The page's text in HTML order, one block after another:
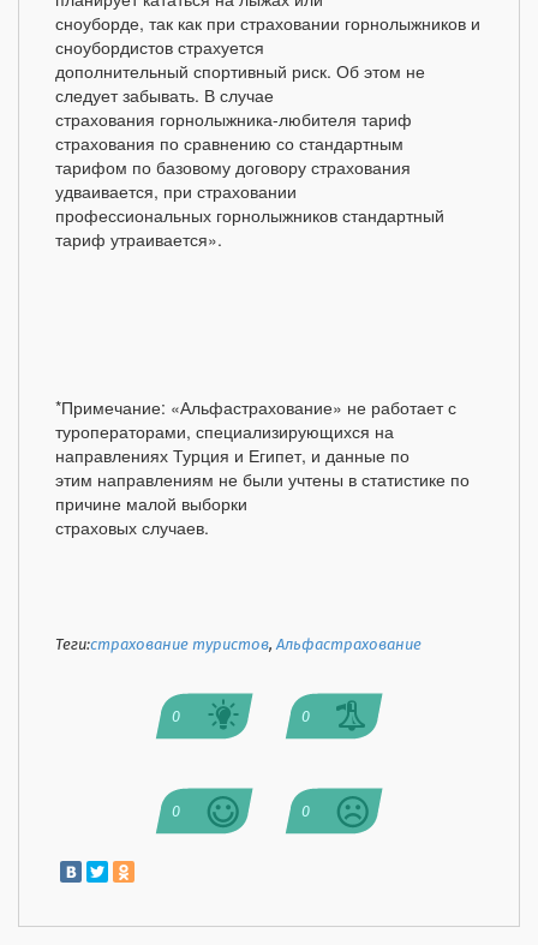
сноуборде, так как при страховании горнолыжников и
сноубордистов страхуется
дополнительный спортивный риск. Об этом не
следует забывать. В случае
страхования горнолыжника-любителя тариф
страхования по сравнению со стандартным
тарифом по базовому договору страхования
удваивается, при страховании
профессиональных горнолыжников стандартный
тариф утраивается».
*Примечание: «Альфастрахование» не работает с
туроператорами, специализирующихся на
направлениях Турция и Египет, и данные по
этим направлениям не были учтены в статистике по
причине малой выборки
страховых случаев.
Теги:страхование туристов,Альфастрахование
0 0
0 0